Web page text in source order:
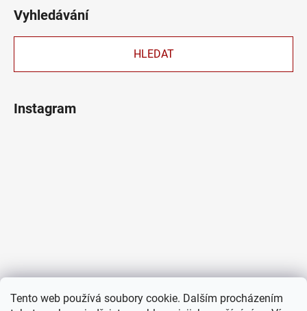
Tento web používá soubory cookie. Dalším procházením
Vyhledávání
HLEDAT
Instagram